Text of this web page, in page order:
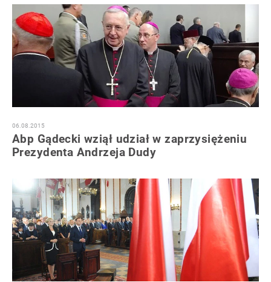
06.08.2015
Abp Gądecki wziął udział w zaprzysiężeniu
Prezydenta Andrzeja Dudy